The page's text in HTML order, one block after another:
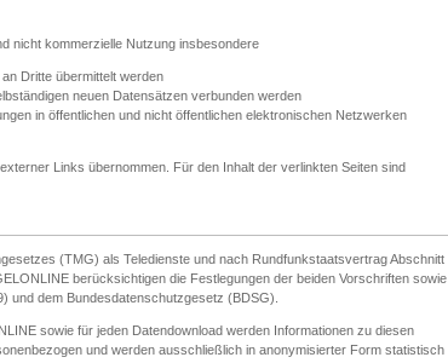
nicht kommerzielle Nutzung insbesondere
Dritte übermittelt werden
neuen Datensätzen verbunden werden
in öffentlichen und nicht öffentlichen elektronischen Netzwerken
Links übernommen. Für den Inhalt der verlinkten Seiten sind
(TMG) als Teledienste und nach Rundfunkstaatsvertrag Abschnitt
berücksichtigen die Festlegungen der beiden Vorschriften sowie
und dem Bundesdatenschutzgesetz (BDSG).
sowie für jeden Datendownload werden Informationen zu diesen
und werden ausschließlich in anonymisierter Form statistisch